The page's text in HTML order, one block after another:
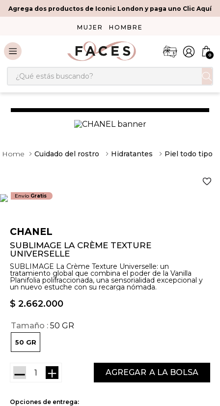
Agrega dos productos de Iconic London y paga uno Clic Aquí
MUJER HOMBRE
0
¿Qué estás buscando?
Cuidado del rostro Hidratantes Piel todo tipo
Envío Gratis
CHANEL
SUBLIMAGE LA CRÈME TEXTURE
UNIVERSELLE
SUBLIMAGE La Crème Texture Universelle: un
tratamiento global que combina el poder de la Vanilla
Planifolia polifraccionada, una sensorialidad excepcional y
un nuevo estuche con su recarga nómada.
$ 2.662.000
Tamaño 50 GR
50 GR
＋
－ AGREGAR
Opciones de entrega: